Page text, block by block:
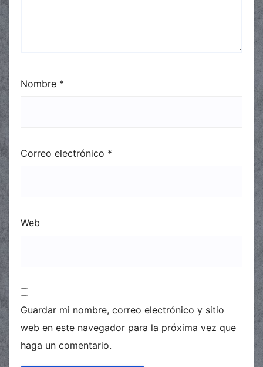
Nombre *
Correo electrónico *
Web
Guardar mi nombre, correo electrónico y sitio
web en este navegador para la próxima vez que
haga un comentario.